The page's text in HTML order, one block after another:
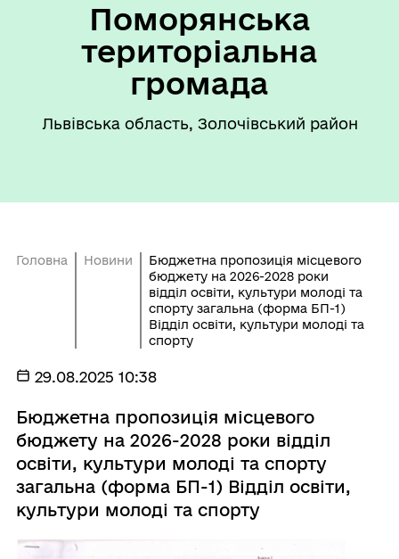
Поморянська
територіальна
громада
Львівська область, Золочівський район
Головна Новини
Бюджетна пропозиція місцевого
бюджету на 2026-2028 роки
відділ освіти, культури молоді та
спорту загальна (форма БП-1)
Відділ освіти, культури молоді та
спорту
29.08.2025 10:38
Бюджетна пропозиція місцевого
бюджету на 2026-2028 роки відділ
освіти, культури молоді та спорту
загальна (форма БП-1) Відділ освіти,
культури молоді та спорту